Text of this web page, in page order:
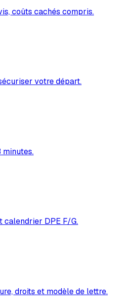
coûts cachés compris.
votre départ.
minutes.
calendrier DPE F/G.
droits et modèle de lettre.